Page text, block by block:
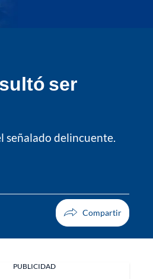
ser
señalado delincuente.
PUBLICIDAD